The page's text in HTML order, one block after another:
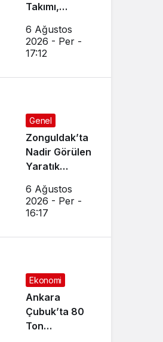
Takımı,
Başarı
Sağladı
6 Ağustos
2026 - Per -
17:12
Genel
Zonguldak’ta
Nadir Görülen
Yaratık
6 Ağustos
2026 - Per -
16:17
Ekonomi
Ankara
Çubuk’ta 80
Ton